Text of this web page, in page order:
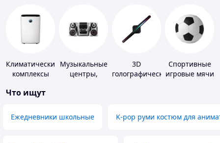
Климатические
комплексы
Музыкальные
центры,
3D
голографические
Спортивные
игровые мячи
Что ищут
Ежедневники школьные K-pop руми костюм для